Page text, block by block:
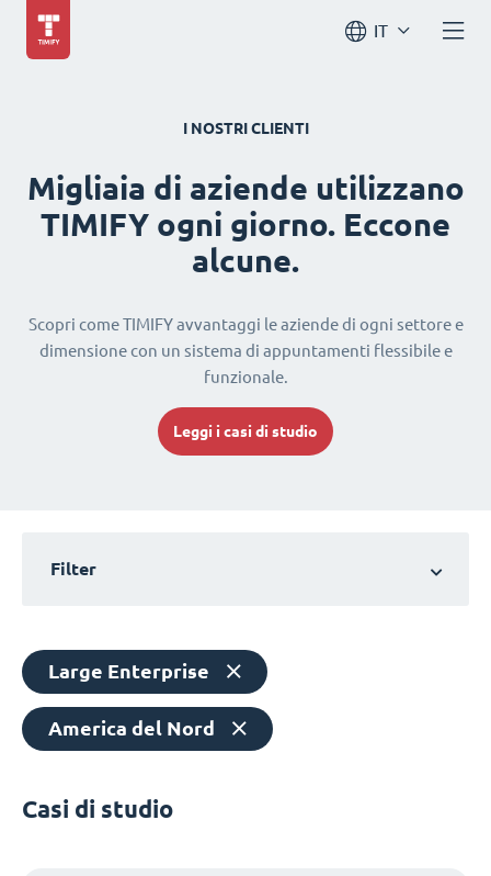
IT
I NOSTRI CLIENTI
Migliaia di aziende utilizzano
TIMIFY ogni giorno. Eccone
alcune.
Scopri come TIMIFY avvantaggi le aziende di ogni settore e
dimensione con un sistema di appuntamenti flessibile e
funzionale.
Leggi i casi di studio
Filter
Large Enterprise
America del Nord
Casi di studio